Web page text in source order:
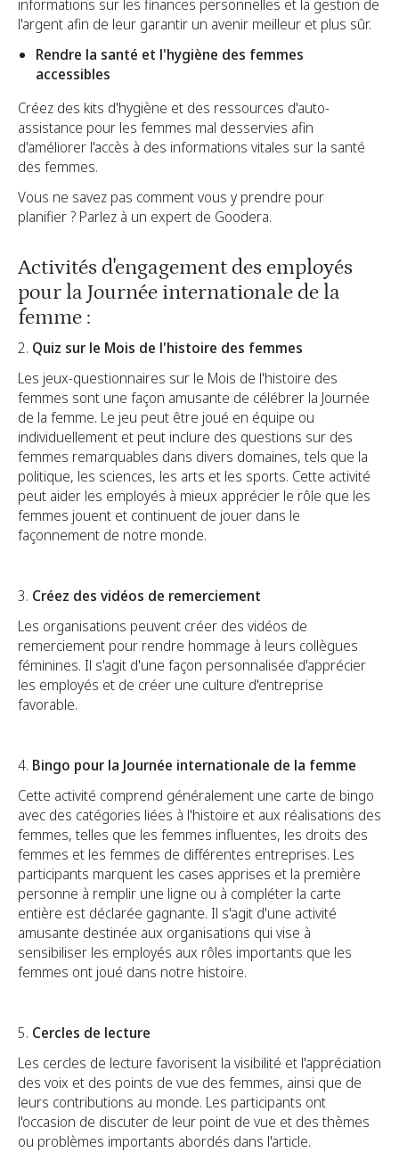
informations sur les finances personnelles et la gestion de
l'argent afin de leur garantir un avenir meilleur et plus sûr.
Rendre la santé et l'hygiène des femmes
accessibles
Créez des kits d'hygiène et des ressources d'auto-
assistance pour les femmes mal desservies afin
d'améliorer l'accès à des informations vitales sur la santé
des femmes.
Vous ne savez pas comment vous y prendre pour
planifier ? Parlez à un expert de Goodera.
Activités d'engagement des employés
pour la Journée internationale de la
femme :
2. Quiz sur le Mois de l'histoire des femmes
Les jeux-questionnaires sur le Mois de l'histoire des
femmes sont une façon amusante de célébrer la Journée
de la femme. Le jeu peut être joué en équipe ou
individuellement et peut inclure des questions sur des
femmes remarquables dans divers domaines, tels que la
politique, les sciences, les arts et les sports. Cette activité
peut aider les employés à mieux apprécier le rôle que les
femmes jouent et continuent de jouer dans le
façonnement de notre monde.
3. Créez des vidéos de remerciement
Les organisations peuvent créer des vidéos de
remerciement pour rendre hommage à leurs collègues
féminines. Il s'agit d'une façon personnalisée d'apprécier
les employés et de créer une culture d'entreprise
favorable.
4. Bingo pour la Journée internationale de la femme
Cette activité comprend généralement une carte de bingo
avec des catégories liées à l'histoire et aux réalisations des
femmes, telles que les femmes influentes, les droits des
femmes et les femmes de différentes entreprises. Les
participants marquent les cases apprises et la première
personne à remplir une ligne ou à compléter la carte
entière est déclarée gagnante. Il s'agit d'une activité
amusante destinée aux organisations qui vise à
sensibiliser les employés aux rôles importants que les
femmes ont joué dans notre histoire.
5. Cercles de lecture
Les cercles de lecture favorisent la visibilité et l'appréciation
des voix et des points de vue des femmes, ainsi que de
leurs contributions au monde. Les participants ont
l'occasion de discuter de leur point de vue et des thèmes
ou problèmes importants abordés dans l'article.